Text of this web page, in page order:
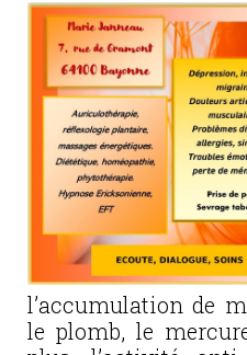
l’accumulation de
le plomb, le